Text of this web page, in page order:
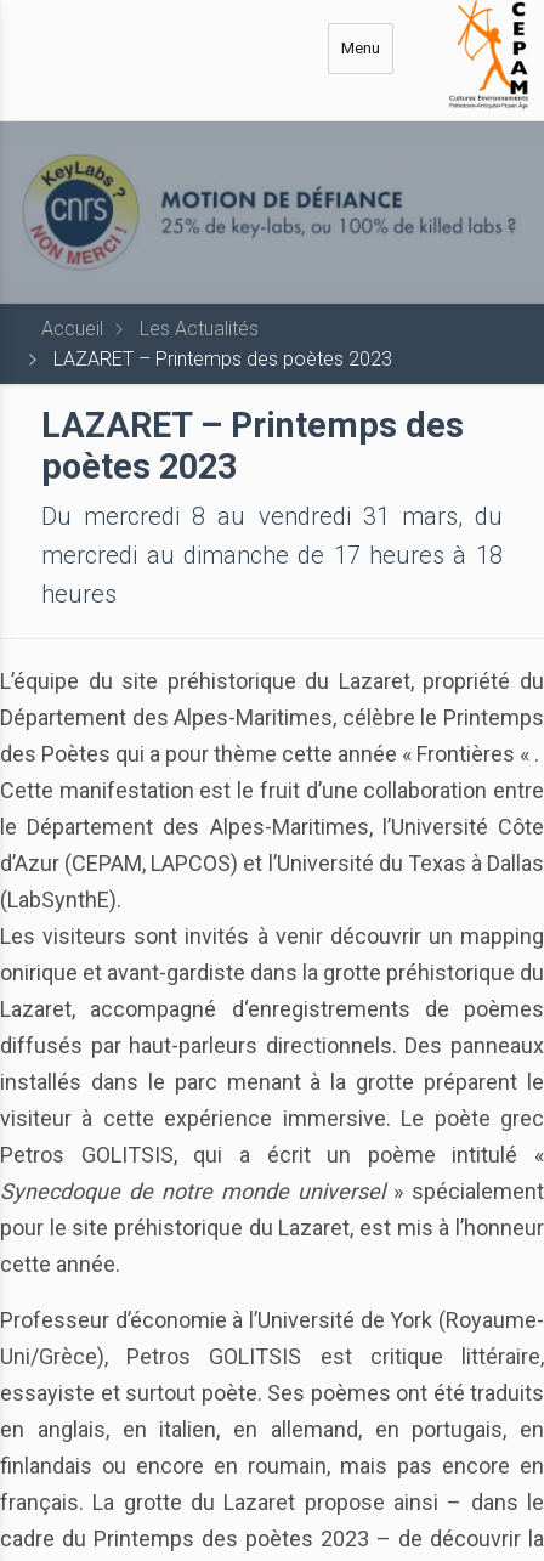
Menu
Accueil
Les Actualités
LAZARET – Printemps des poètes 2023
LAZARET – Printemps des
poètes 2023
Du mercredi 8 au vendredi 31 mars, du
mercredi au dimanche de 17 heures à 18
heures
L’équipe du site préhistorique du Lazaret, propriété du
Département des Alpes-Maritimes, célèbre le Printemps
des Poètes qui a pour thème cette année « Frontières « .
Cette manifestation est le fruit d’une collaboration entre
le Département des Alpes-Maritimes, l’Université Côte
d’Azur (CEPAM, LAPCOS) et l’Université du Texas à Dallas
(LabSynthE).
Les visiteurs sont invités à venir découvrir un mapping
onirique et avant-gardiste dans la grotte préhistorique du
Lazaret, accompagné d‘enregistrements de poèmes
diffusés par haut-parleurs directionnels. Des panneaux
installés dans le parc menant à la grotte préparent le
visiteur à cette expérience immersive. Le poète grec
Petros GOLITSIS, qui a écrit un poème intitulé «
Synecdoque de notre monde universel» spécialement
pour le site préhistorique du Lazaret, est mis à l’honneur
cette année.
Professeur d’économie à l’Université de York (Royaume-
Uni/Grèce), Petros GOLITSIS est critique littéraire,
essayiste et surtout poète. Ses poèmes ont été traduits
en anglais, en italien, en allemand, en portugais, en
finlandais ou encore en roumain, mais pas encore en
français. La grotte du Lazaret propose ainsi – dans le
cadre du Printemps des poètes 2023 – de découvrir la